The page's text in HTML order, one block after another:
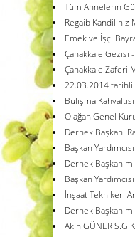
Tüm Annelerin
Regaib Kandiliniz
Emek ve İşçi
Çanakkale Gezisi
Çanakkale Zaferi
22.03.2014 tarihli
Bulışma
Olağan Genel
Dernek Başkanı
Başkan
Dernek
Başkan
İnşaat Teknikeri
Dernek
Akın GÜNER